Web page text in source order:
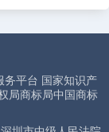
务平台 国家知识产
局商标局中国商标